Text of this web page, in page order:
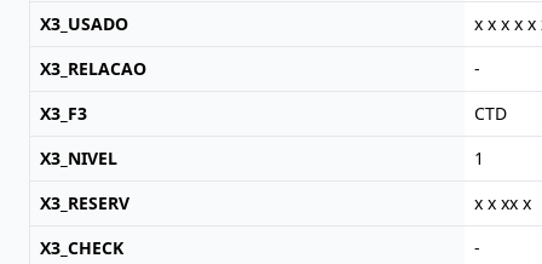
X3_USADO
x x x x x
X3_RELACAO
-
X3_F3
CTD
X3_NIVEL
1
X3_RESERV
x x xx x
X3_CHECK
-